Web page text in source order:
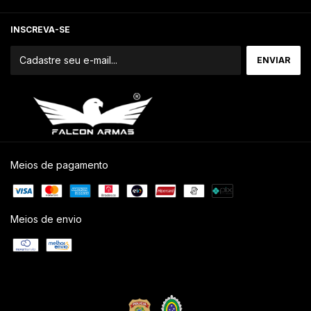
INSCREVA-SE
Meios de pagamento
Meios de envio